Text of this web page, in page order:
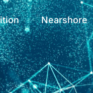
Nearshore